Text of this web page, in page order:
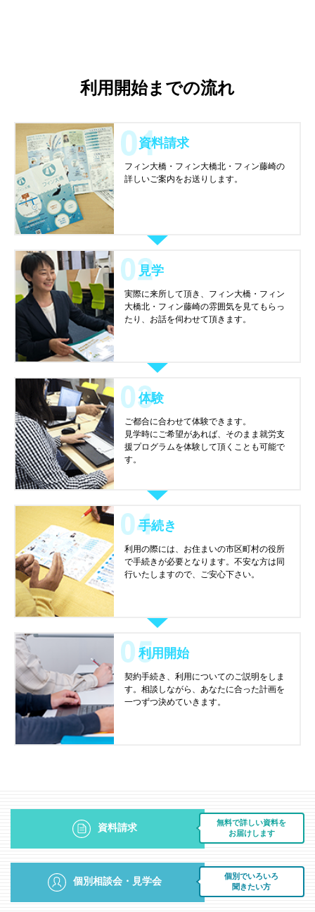
利用開始までの流れ
資料請求
フィン大橋・フィン大橋北・フィン藤崎の
詳しいご案内をお送りします。
見学
実際に来所して頂き、フィン大橋・フィン
大橋北・フィン藤崎の雰囲気を見てもらっ
たり、お話を伺わせて頂きます。
体験
ご都合に合わせて体験できます。
見学時にご希望があれば、そのまま就労支
援プログラムを体験して頂くことも可能で
す。
手続き
利用の際には、お住まいの市区町村の役所
で手続きが必要となります。不安な方は同
行いたしますので、ご安心下さい。
利用開始
契約手続き、利用についてのご説明をしま
す。相談しながら、あなたに合った計画を
一つずつ決めていきます。
無料で詳しい資料を
お届けします
資料請求
個別でいろいろ
聞きたい方
個別相談会・見学会